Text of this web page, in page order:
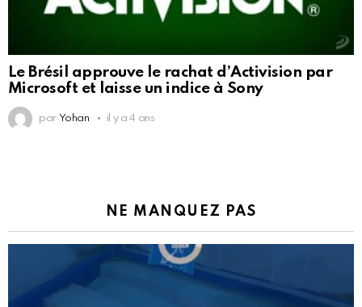
Le Brésil approuve le rachat d’Activision par
Microsoft et laisse un indice à Sony
par Yohan il y a 4 ans
NE MANQUEZ PAS